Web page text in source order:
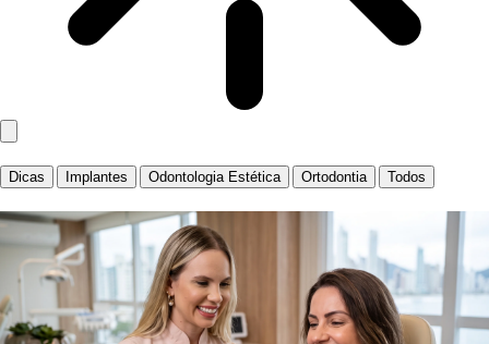
Dicas Implantes Odontologia Estética Ortodontia Todos